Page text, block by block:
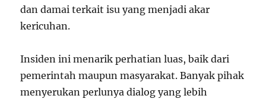
dan damai terkait isu yang menjadi akar
kericuhan.
Insiden ini menarik perhatian luas, baik dari
pemerintah maupun masyarakat. Banyak pihak
menyerukan perlunya dialog yang lebih